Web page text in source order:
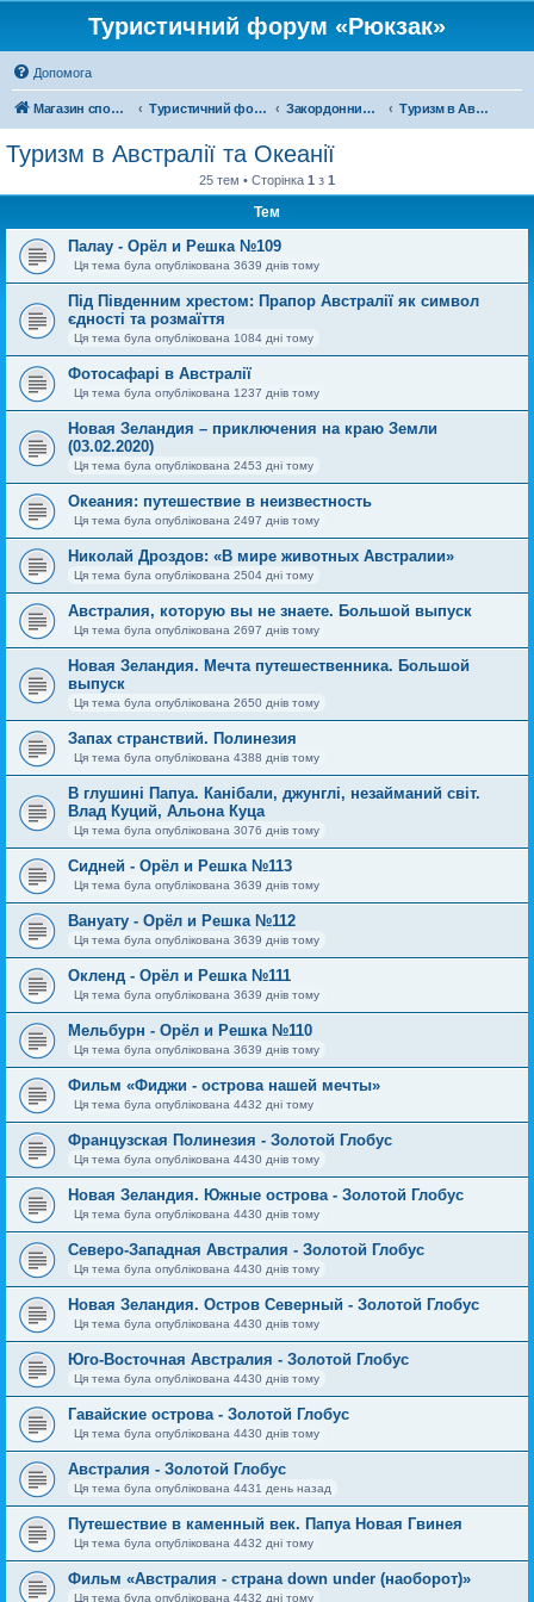
Туристичний форум «Рюкзак»
Допомога
Магазин спорядження Туристичний форум «Рюкзак» Закордонний туризм Туризм в Австралії та Океанії
Туризм в Австралії та Океанії
25 тем • Сторінка 1 з 1
Тем
Палау - Орёл и Решка №109
Ця тема була опублікована 3639 днів тому
Під Південним хрестом: Прапор Австралії як символ
єдності та розмаїття
Ця тема була опублікована 1084 дні тому
Фотосафарі в Австралії
Ця тема була опублікована 1237 днів тому
Новая Зеландия – приключения на краю Земли
(03.02.2020)
Ця тема була опублікована 2453 дні тому
Океания: путешествие в неизвестность
Ця тема була опублікована 2497 днів тому
Николай Дроздов: «В мире животных Австралии»
Ця тема була опублікована 2504 дні тому
Австралия, которую вы не знаете. Большой выпуск
Ця тема була опублікована 2697 днів тому
Новая Зеландия. Мечта путешественника. Большой
выпуск
Ця тема була опублікована 2650 днів тому
Запах странствий. Полинезия
Ця тема була опублікована 4388 днів тому
В глушині Папуа. Канібали, джунглі, незайманий світ.
Влад Куций, Альона Куца
Ця тема була опублікована 3076 днів тому
Сидней - Орёл и Решка №113
Ця тема була опублікована 3639 днів тому
Вануату - Орёл и Решка №112
Ця тема була опублікована 3639 днів тому
Окленд - Орёл и Решка №111
Ця тема була опублікована 3639 днів тому
Мельбурн - Орёл и Решка №110
Ця тема була опублікована 3639 днів тому
Фильм «Фиджи - острова нашей мечты»
Ця тема була опублікована 4432 дні тому
Французская Полинезия - Золотой Глобус
Ця тема була опублікована 4430 днів тому
Новая Зеландия. Южные острова - Золотой Глобус
Ця тема була опублікована 4430 днів тому
Северо-Западная Австралия - Золотой Глобус
Ця тема була опублікована 4430 днів тому
Новая Зеландия. Остров Северный - Золотой Глобус
Ця тема була опублікована 4430 днів тому
Юго-Восточная Австралия - Золотой Глобус
Ця тема була опублікована 4430 днів тому
Гавайские острова - Золотой Глобус
Ця тема була опублікована 4430 днів тому
Австралия - Золотой Глобус
Ця тема була опублікована 4431 день назад
Путешествие в каменный век. Папуа Новая Гвинея
Ця тема була опублікована 4432 дні тому
Фильм «Австралия - страна down under (наоборот)»
Ця тема була опублікована 4432 дні тому